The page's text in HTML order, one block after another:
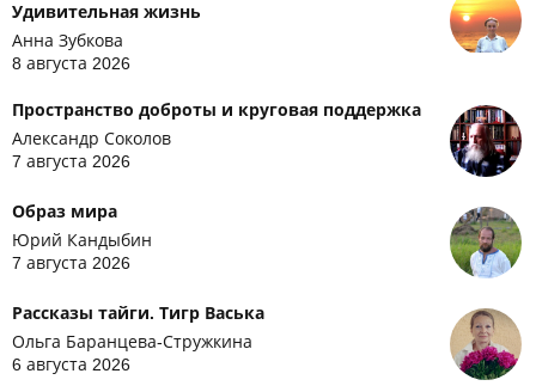
Удивительная жизнь
Анна Зубкова
8 августа 2026
Пространство доброты и круговая поддержка
Александр Соколов
7 августа 2026
Образ мира
Юрий Кандыбин
7 августа 2026
Рассказы тайги. Тигр Васька
Ольга Баранцева-Стружкина
6 августа 2026